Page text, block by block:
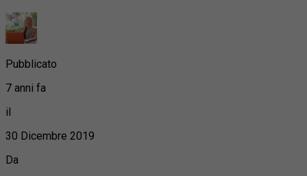
Pubblicato
7 anni fa
il
30 Dicembre 2019
Da